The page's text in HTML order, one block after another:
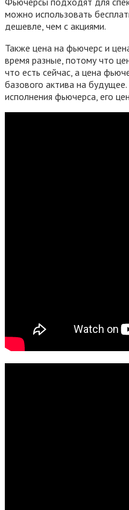
можно использовать
дешевле, чем с акциями.
Также цена на фьючерс и
время разные, потому что
что есть сейчас, а цена
базового актива на
исполнения фьючерса, его